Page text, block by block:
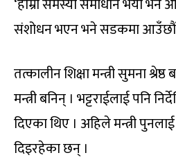
‘हाम्रो समस्या समाधान भयो भने
संशोधन भएन भने सडकमा
तत्कालीन शिक्षा मन्त्री सुमना श्रेष्ठ
मन्त्री बनिन् । भट्टराईलाई पनि
दिएका थिए । अहिले मन्त्री
दिइरहेका छन् ।